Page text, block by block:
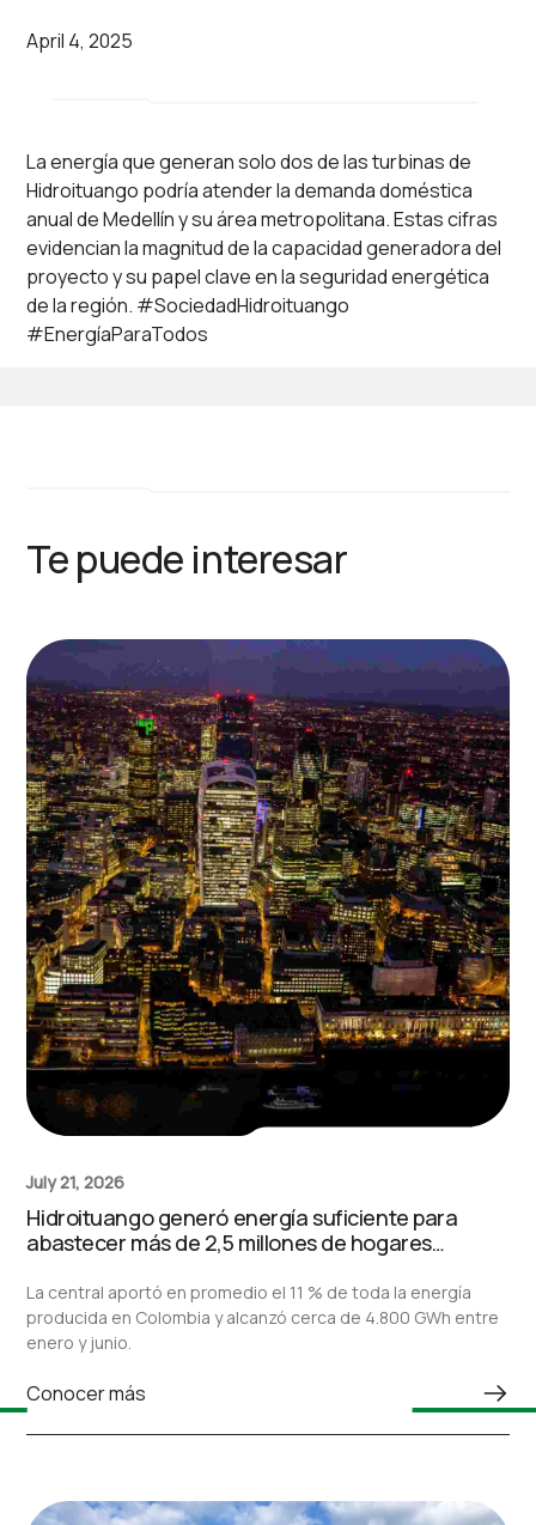
April 4, 2025
La energía que generan solo dos de las turbinas de
Hidroituango podría atender la demanda doméstica
anual de Medellín y su área metropolitana. Estas cifras
evidencian la magnitud de la capacidad generadora del
proyecto y su papel clave en la seguridad energética
de la región. #SociedadHidroituango
#EnergíaParaTodos
Te puede interesar
July 21, 2026
Hidroituango generó energía suficiente para
abastecer más de 2,5 millones de hogares
La central aportó en promedio el 11 % de toda la energía
producida en Colombia y alcanzó cerca de 4.800 GWh entre
enero y junio.
Conocer más